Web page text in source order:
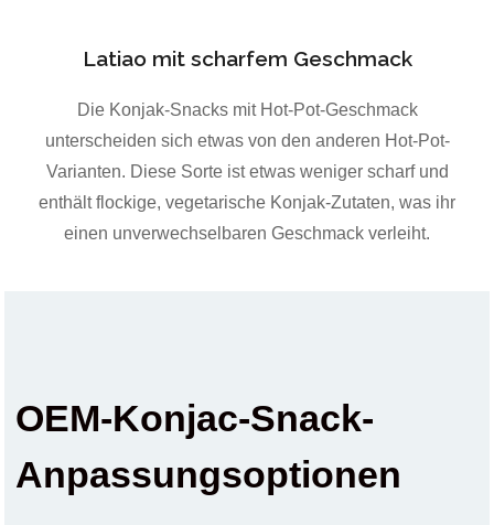
Latiao mit scharfem Geschmack
Die Konjak-Snacks mit Hot-Pot-Geschmack
unterscheiden sich etwas von den anderen Hot-Pot-
Varianten. Diese Sorte ist etwas weniger scharf und
enthält flockige, vegetarische Konjak-Zutaten, was ihr
einen unverwechselbaren Geschmack verleiht.
OEM-Konjac-Snack-
Anpassungsoptionen